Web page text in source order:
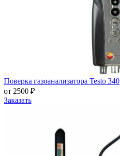
Поверка газоанализатора Testo 340
от 2500 ₽
Заказать